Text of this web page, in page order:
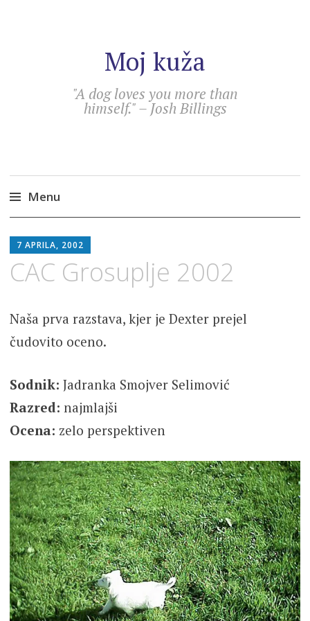
Moj kuža
"A dog loves you more than
himself." – Josh Billings
Menu
to
content
7 APRILA, 2002
CAC Grosuplje 2002
Naša prva razstava, kjer je Dexter prejel
čudovito oceno.
Sodnik: Jadranka Smojver Selimović
Razred: najmlajši
Ocena: zelo perspektiven